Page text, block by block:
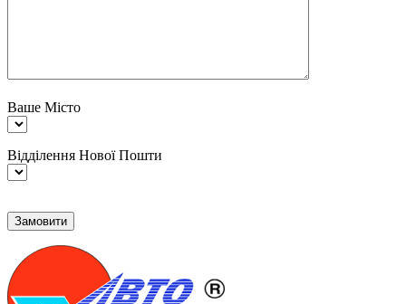
Ваше Місто
Відділення Нової Пошти